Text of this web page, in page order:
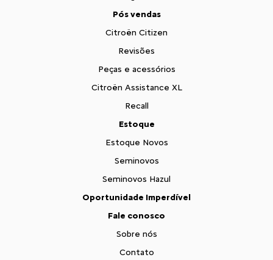
Pós vendas
Citroën Citizen
Revisões
Peças e acessórios
Citroën Assistance XL
Recall
Estoque
Estoque Novos
Seminovos
Seminovos Hazul
Oportunidade Imperdível
Fale conosco
Sobre nós
Contato